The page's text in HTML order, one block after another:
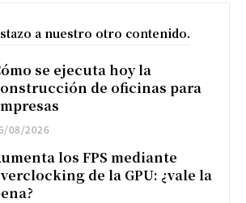
a nuestro otro contenido.
se ejecuta hoy la
de oficinas para
08/2026
los FPS mediante
de la GPU: ¿vale la